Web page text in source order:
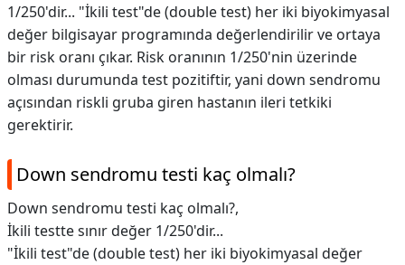
1/250'dir... "İkili test"de (double test) her iki biyokimyasal
değer bilgisayar programında değerlendirilir ve ortaya
bir risk oranı çıkar. Risk oranının 1/250'nin üzerinde
olması durumunda test pozitiftir, yani down sendromu
açısından riskli gruba giren hastanın ileri tetkiki
gerektirir.
Down sendromu testi kaç olmalı?
Down sendromu testi kaç olmalı?,
İkili testte sınır değer 1/250'dir...
"İkili test"de (double test) her iki biyokimyasal değer